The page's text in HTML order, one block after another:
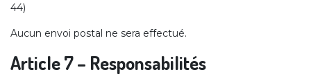
44)
Aucun envoi postal ne sera effectué.
Article 7 – Responsabilités